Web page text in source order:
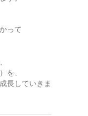
って
を、
長していきま